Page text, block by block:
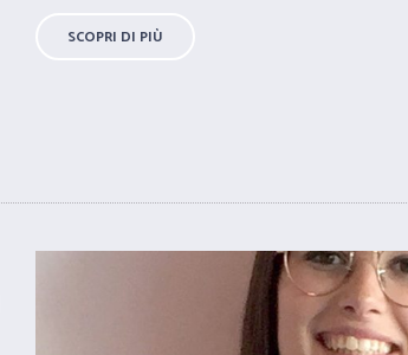
SCOPRI DI PIÙ